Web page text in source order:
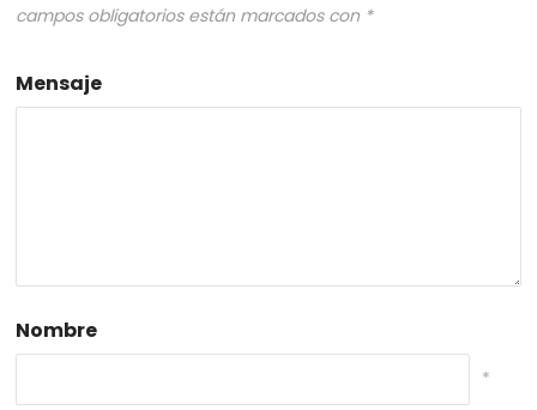
campos obligatorios están marcados con *
Mensaje
Nombre
*